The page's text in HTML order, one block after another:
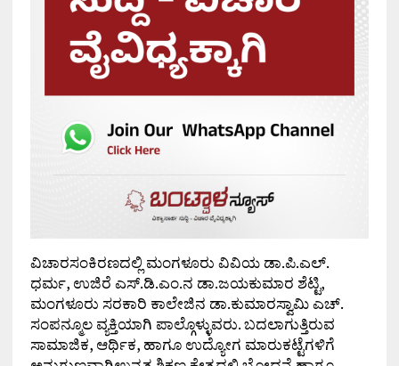
ವಿಚಾರಸಂಕಿರಣದಲ್ಲಿ ಮಂಗಳೂರು ವಿವಿಯ ಡಾ.ಪಿ.ಎಲ್.
ಧರ್ಮ, ಉಜಿರೆ ಎಸ್.ಡಿ.ಎಂ.ನ ಡಾ.ಜಯಕುಮಾರ ಶೆಟ್ಟಿ,
ಮಂಗಳೂರು ಸರಕಾರಿ ಕಾಲೇಜಿನ ಡಾ.ಕುಮಾರಸ್ವಾಮಿ ಎಚ್.
ಸಂಪನ್ಮೂಲ ವ್ಯಕ್ತಿಯಾಗಿ ಪಾಲ್ಗೊಳ್ಳುವರು. ಬದಲಾಗುತ್ತಿರುವ
ಸಾಮಾಜಿಕ, ಆರ್ಥಿಕ, ಹಾಗೂ ಉದ್ಯೋಗ ಮಾರುಕಟ್ಟೆಗಳಿಗೆ